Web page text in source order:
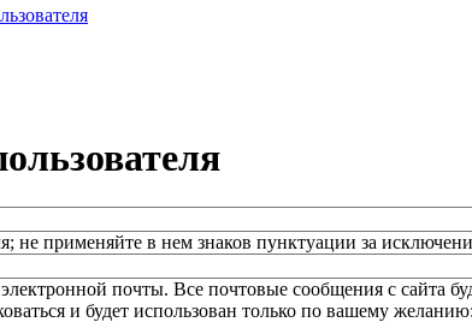
не применяйте в нем знаков пунктуации за
почты. Все почтовые сообщения с сайта
и будет использован только по вашему